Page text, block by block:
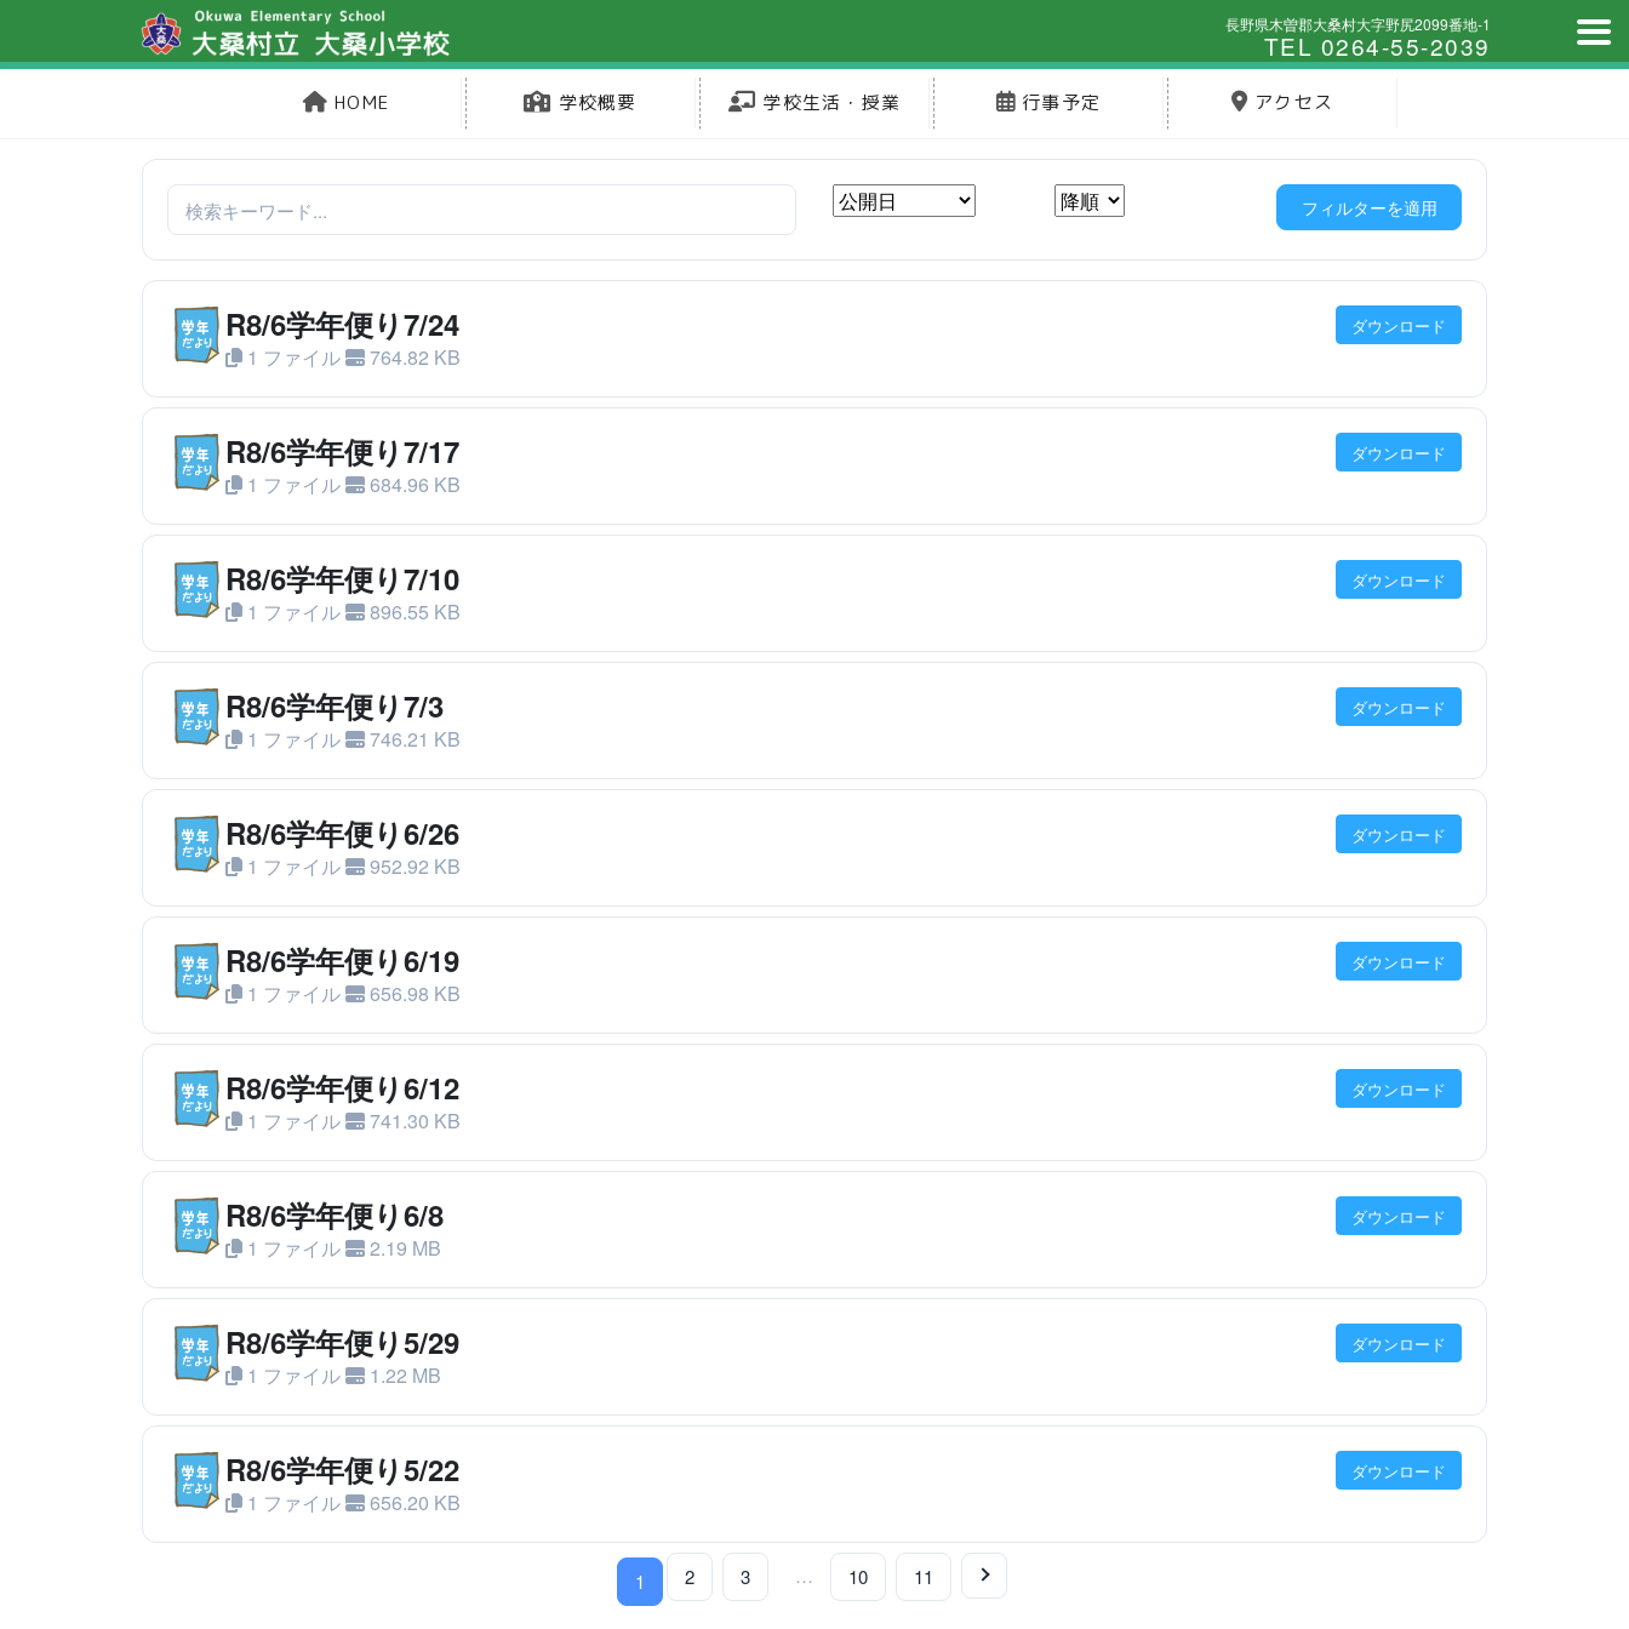
長野県木曽郡大桑村大字野尻2099番地-1
TEL 0264-55-2039
HOME 学校概要 学校生活・授業 行事予定 アクセス
フィルターを適用
R8/6学年便り7/24
1 ファイル 764.82 KB
ダウンロード
R8/6学年便り7/17
1 ファイル 684.96 KB
ダウンロード
R8/6学年便り7/10
1 ファイル 896.55 KB
ダウンロード
R8/6学年便り7/3
1 ファイル 746.21 KB
ダウンロード
R8/6学年便り6/26
1 ファイル 952.92 KB
ダウンロード
R8/6学年便り6/19
1 ファイル 656.98 KB
ダウンロード
R8/6学年便り6/12
1 ファイル 741.30 KB
ダウンロード
R8/6学年便り6/8
1 ファイル 2.19 MB
ダウンロード
R8/6学年便り5/29
1 ファイル 1.22 MB
ダウンロード
R8/6学年便り5/22
1 ファイル 656.20 KB
ダウンロード
1 2 3 … 10 11